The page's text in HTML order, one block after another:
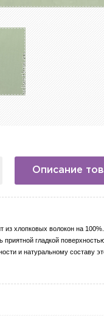
Описание
из хлопковых волокон на 100%.
приятной гладкой
и натуральному составу